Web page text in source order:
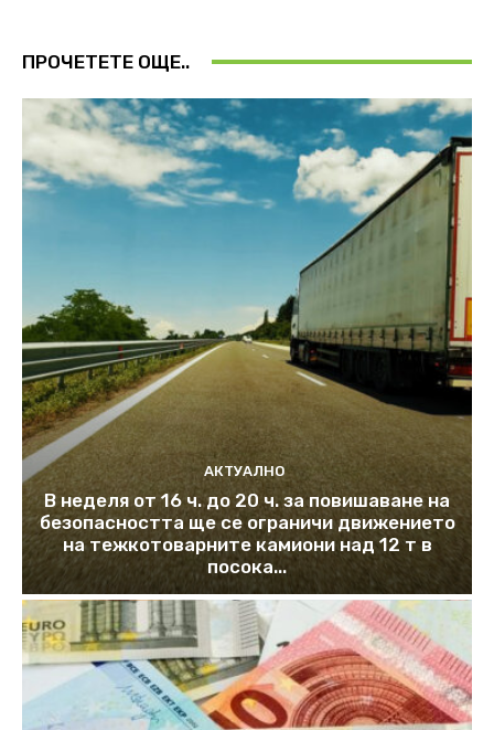
ПРОЧЕТЕТЕ ОЩЕ..
АКТУАЛНО
В неделя от 16 ч. до 20 ч. за повишаване на
безопасността ще се ограничи движението
на тежкотоварните камиони над 12 т в
посока...